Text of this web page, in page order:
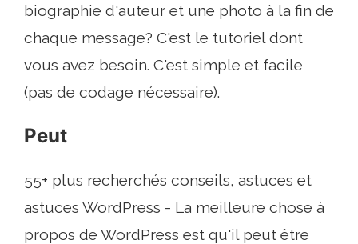
biographie d'auteur et une photo à la fin de
chaque message? C'est le tutoriel dont
vous avez besoin. C'est simple et facile
(pas de codage nécessaire).
Peut
55+ plus recherchés conseils, astuces et
astuces WordPress - La meilleure chose à
propos de WordPress est qu'il peut être